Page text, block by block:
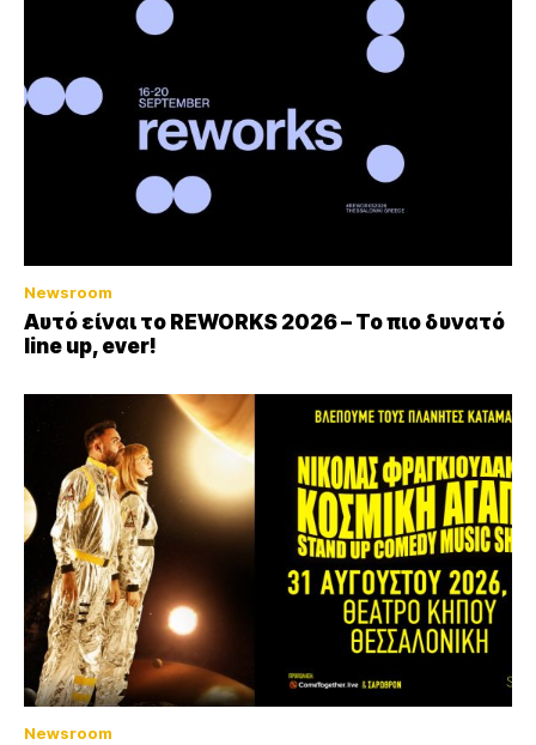
Newsroom
Αυτό είναι το REWORKS 2026 – Το πιο δυνατό
line up, ever!
Newsroom